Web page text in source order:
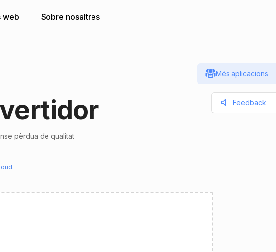
web Sobre nosaltres
pèrdua de qualitat
.
Més aplicacions
Feedback